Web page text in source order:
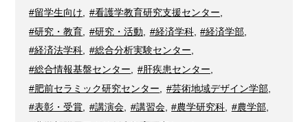
#留学生向け, #看護学教育研究支援センター,
#研究・教育
#研究・活動 #経済学科, #経済学部
#経済法学科, #総合分析実験センター,
#総合情報基盤センター
#肝疾患センター
#肥前セラミック研究センター
#芸術地域デザイン学部,
#表彰・受賞, #講演会, #講習会, #農学研究科, #農学部,